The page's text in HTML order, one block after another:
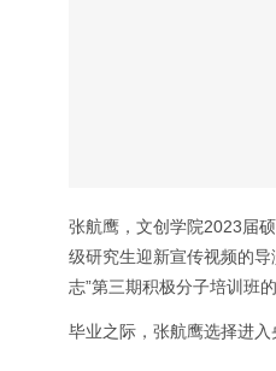
张航鹰，文创学院2023届
级研究生迎新宣传视频的
志”第三期积极分子培训班
毕业之际，张航鹰选择进入